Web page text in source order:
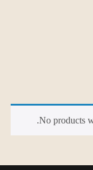
No products